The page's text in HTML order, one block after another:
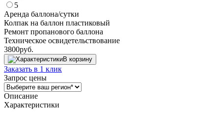
5
Аренда баллона/сутки
Колпак на баллон пластиковый
Ремонт пропанового баллона
Техническое освидетельствование
3800руб.
В корзину
Заказать в 1 клик
Запрос цены
Описание
Характеристики